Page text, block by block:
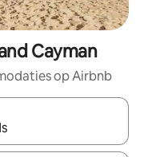
Cayman
op Airbnb
maak je een keuze